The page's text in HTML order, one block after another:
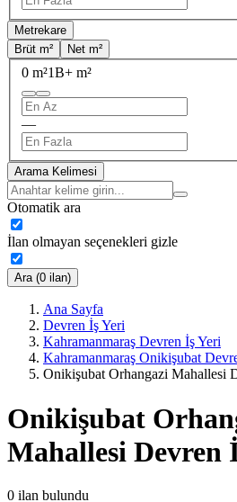
Metrekare
Brüt m²
Net m²
0 m²1B+ m²
—
Arama Kelimesi
Otomatik ara
İlan olmayan seçenekleri gizle
Ara (0 ilan)
Ana Sayfa
Devren İş Yeri
Kahramanmaraş Devren İş Yeri
Kahramanmaraş Onikişubat
Onikişubat Orhangazi Mahallesi
Onikişubat
Mahallesi Devren
0 ilan bulundu